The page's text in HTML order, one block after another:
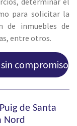
para solicitar la
de inmuebles de
entre otros.
compromiso
de Santa
Nord